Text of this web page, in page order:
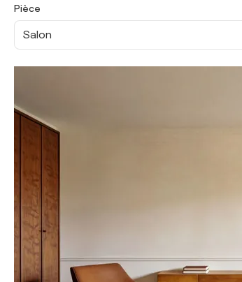
Pièce
Salon